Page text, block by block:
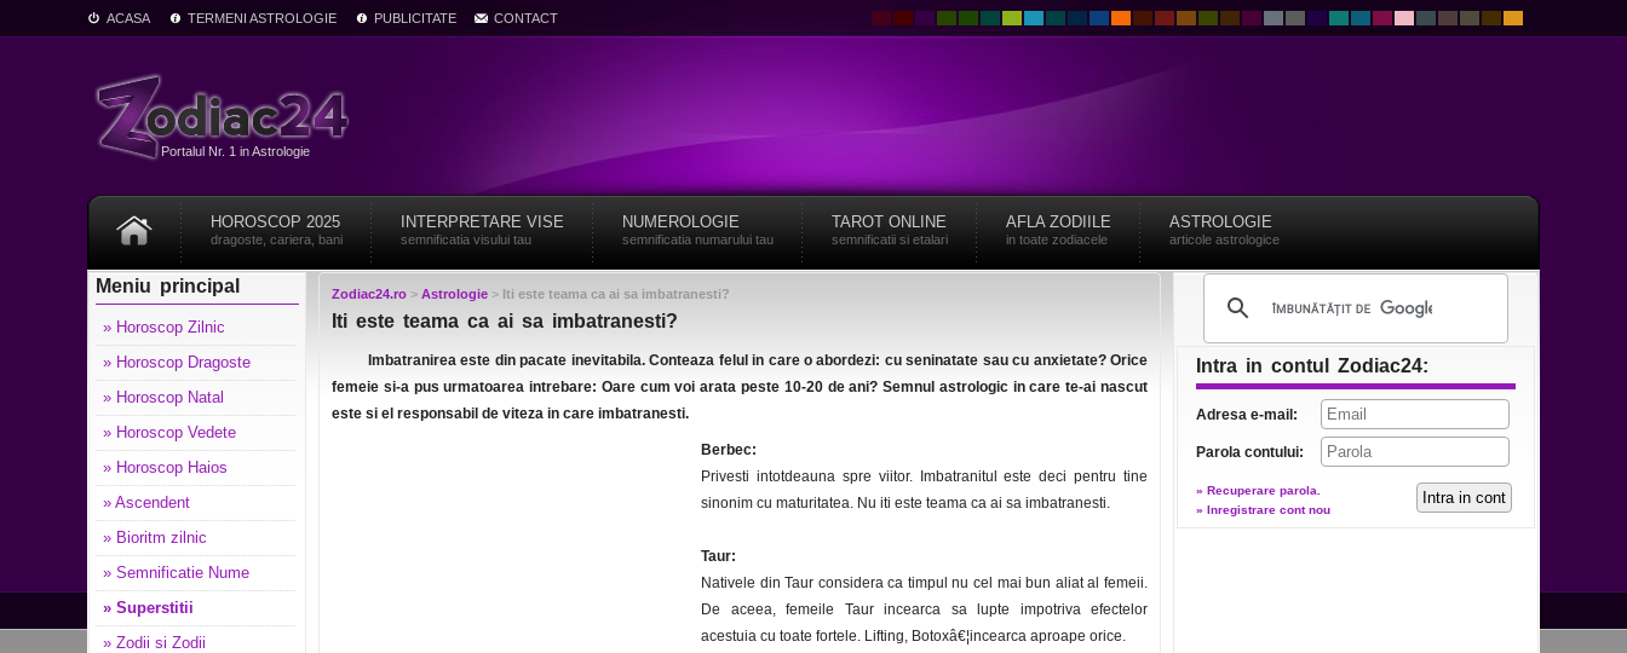
ACASA TERMENI ASTROLOGIE PUBLICITATE CONTACT
Portalul Nr. 1 in Astrologie
HOROSCOP 2025
dragoste, cariera, bani
INTERPRETARE VISE
semnificatia visului tau
NUMEROLOGIE
semnificatia numarului tau
TAROT ONLINE
semnificatii si etalari
AFLA ZODIILE
in toate zodiacele
ASTROLOGIE
articole astrologice
Meniu principal
» Horoscop Zilnic
» Horoscop Dragoste
» Horoscop Natal
» Horoscop Vedete
» Horoscop Haios
» Ascendent
» Bioritm zilnic
» Semnificatie Nume
» Superstitii
» Zodii si Zodii
Zodiac24.ro > Astrologie > Iti este teama ca ai sa imbatranesti?
Iti este teama ca ai sa imbatranesti?
Imbatranirea este din pacate inevitabila. Conteaza felul in care o abordezi: cu seninatate sau cu anxietate? Orice
femeie si-a pus urmatoarea intrebare: Oare cum voi arata peste 10-20 de ani? Semnul astrologic in care te-ai nascut
este si el responsabil de viteza in care imbatranesti.
Berbec:
Privesti intotdeauna spre viitor. Imbatranitul este deci pentru tine
sinonim cu maturitatea. Nu iti este teama ca ai sa imbatranesti.
Taur:
Nativele din Taur considera ca timpul nu cel mai bun aliat al femeii.
De aceea, femeile Taur incearca sa lupte impotriva efectelor
acestuia cu toate fortele. Lifting, Botoxâ€¦incearca aproape orice.
Intra in contul Zodiac24:
Adresa e-mail:
Parola contului:
» Recuperare parola.
» Inregistrare cont nou